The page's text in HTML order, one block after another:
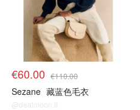
€60.00 €110.00
Sezane 藏蓝色毛衣
@dealmoon.it